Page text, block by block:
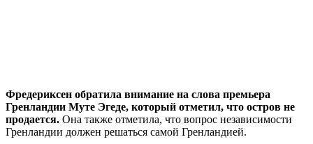
Фредериксен обратила внимание на слова премьера
Гренландии Муте Эгеде, который отметил, что остров не
продается. Она также отметила, что вопрос независимости
Гренландии должен решаться самой Гренландией.